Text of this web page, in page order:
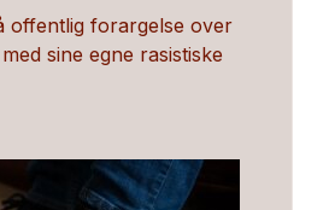
offentlig forargelse over
sine egne rasistiske